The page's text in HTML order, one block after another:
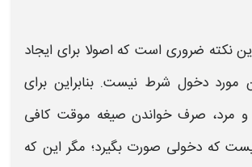
نکته ضروری است که اصولا برای ایجاد
مورد دخول شرط نیست. بنابراین برای
مرد، صرف خواندن صیغه موقت کافی
که دخولی صورت بگیرد؛ مگر این که